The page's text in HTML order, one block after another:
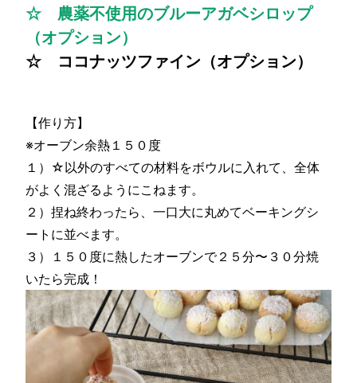
☆ 農薬不使用のブルーアガベシロップ
（オプション）
☆ ココナッツファイン（オプション）
【作り方】
※オーブン余熱１５０度
１）☆以外のすべての材料をボウルに入れて、全体
がよく混ざるようにこねます。
２）捏ね終わったら、一口大に丸めてベーキングシ
ートに並べます。
３）１５０度に熱したオーブンで２５分〜３０分焼
いたら完成！